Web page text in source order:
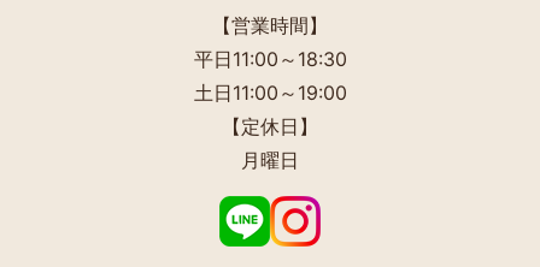
【営業時間】
平日11:00～18:30
土日11:00～19:00
【定休日】
月曜日